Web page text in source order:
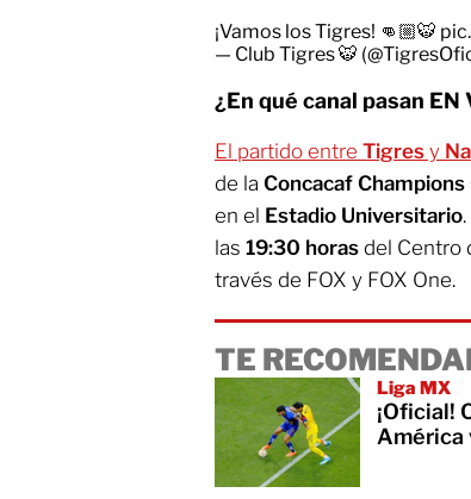
¡Vamos los Tigres! 👊🏼🐯
— Club Tigres 🐯
¿En qué canal pasan
El partido entre Tigres y
de la Concacaf Champions
en el Estadio Universitario
las 19:30 horas del Centro
través de FOX y FOX One.
TE
Liga MX
¡Oficial!
América